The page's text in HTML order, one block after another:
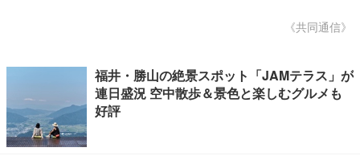
《共同通信》
福井・勝山の絶景スポット「JAMテラス」が
連日盛況 空中散歩＆景色と楽しむグルメも
好評